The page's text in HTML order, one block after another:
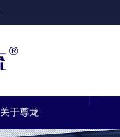
关于尊龙